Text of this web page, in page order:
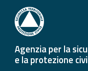
Agenzia per la
e la protezione